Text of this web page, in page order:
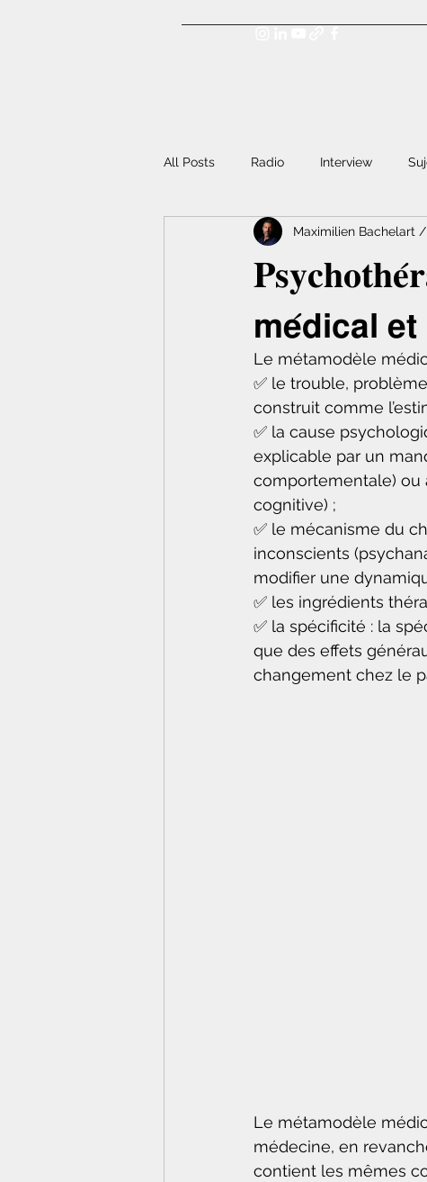
All Posts Radio Interview
𝗺𝗲́𝗱𝗶𝗰𝗮𝗹
Maximilien Bachelart
Le métamodèle
✅ le trouble,
construit comme
✅ la cause
explicable par un
comportementale) ou
cognitive) ;
✅ le mécanisme du
inconscients
modifier une
✅ les ingrédients
✅ la spécificité : la
que des effets
changement chez le
Le métamodèle
médecine, en
contient les mêmes